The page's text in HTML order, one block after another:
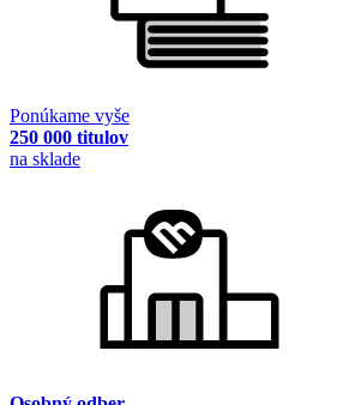
Ponúkame vyše
250 000 titulov
na sklade